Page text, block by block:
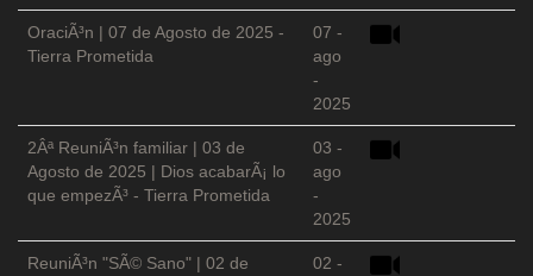
OraciÃ³n | 07 de Agosto de 2025 -
Tierra Prometida
07 -
ago
-
2025
2Âª ReuniÃ³n familiar | 03 de
Agosto de 2025 | Dios acabarÃ¡ lo
que empezÃ³ - Tierra Prometida
03 -
ago
-
2025
ReuniÃ³n "SÃ© Sano" | 02 de
02 -